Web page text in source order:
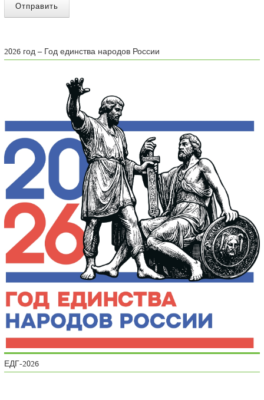
Отправить
2026 год – Год единства народов России
ЕДГ-2026